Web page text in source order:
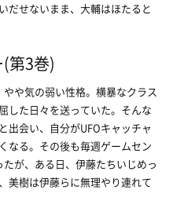
だせないまま、大輔はほたると
第3巻)
や気の弱い性格。横暴なクラス
した日々を送っていた。そんな
と出会い、自分がUFOキャッチャ
なる。その後も毎週ゲームセン
が、ある日、伊藤たちいじめっ
美樹は伊藤らに無理やり連れて